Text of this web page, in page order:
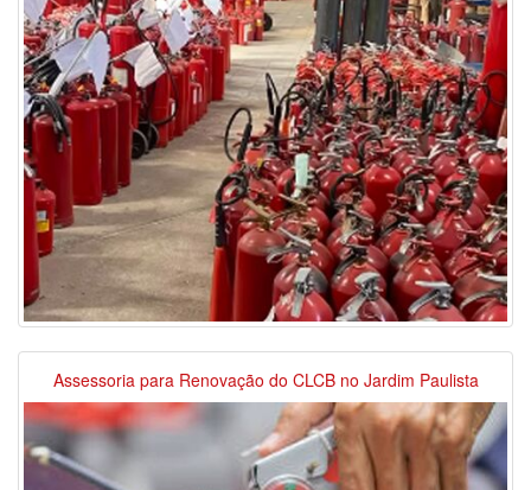
Assessoria para Renovação do CLCB no Jardim Paulista